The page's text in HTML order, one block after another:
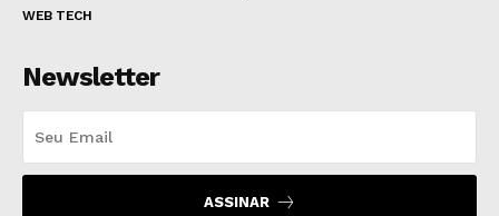
WEB TECH
Newsletter
ASSINAR